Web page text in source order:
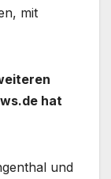
mit
hat
und